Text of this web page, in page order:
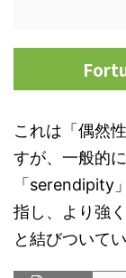
これは「偶然
すが、一般的
「serendipity
指し、より強
と結びついてい